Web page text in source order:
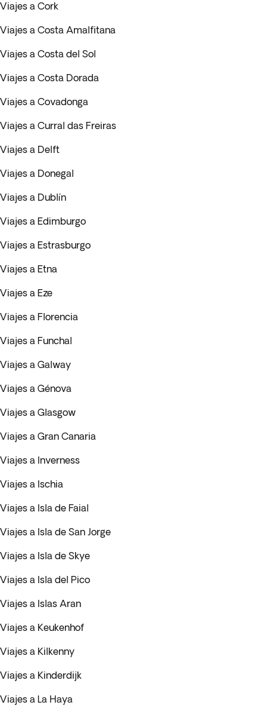
Viajes a Cork
Viajes a Costa Amalfitana
Viajes a Costa del Sol
Viajes a Costa Dorada
Viajes a Covadonga
Viajes a Curral das Freiras
Viajes a Delft
Viajes a Donegal
Viajes a Dublín
Viajes a Edimburgo
Viajes a Estrasburgo
Viajes a Etna
Viajes a Eze
Viajes a Florencia
Viajes a Funchal
Viajes a Galway
Viajes a Génova
Viajes a Glasgow
Viajes a Gran Canaria
Viajes a Inverness
Viajes a Ischia
Viajes a Isla de Faial
Viajes a Isla de San Jorge
Viajes a Isla de Skye
Viajes a Isla del Pico
Viajes a Islas Aran
Viajes a Keukenhof
Viajes a Kilkenny
Viajes a Kinderdijk
Viajes a La Haya